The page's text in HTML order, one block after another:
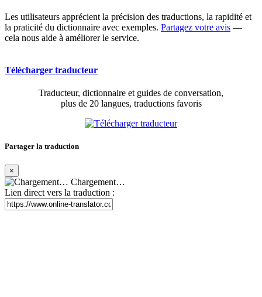
Les utilisateurs apprécient la précision des traductions, la rapidité et
la praticité du dictionnaire avec exemples. Partagez votre avis —
cela nous aide à améliorer le service.
Télécharger traducteur
Traducteur, dictionnaire et guides de conversation,
plus de 20 langues, traductions favoris
Partager la traduction
×
Chargement…
Lien direct vers la traduction :